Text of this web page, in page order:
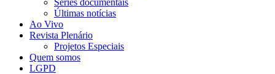
Séries documentais
Últimas notícias
Ao Vivo
Revista Plenário
Projetos Especiais
Quem somos
LGPD